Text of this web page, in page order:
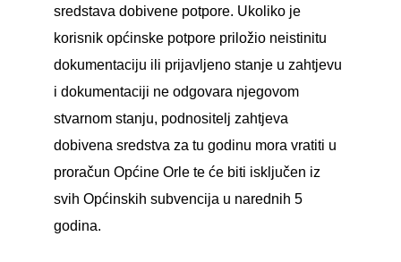
sredstava dobivene potpore. Ukoliko je
korisnik općinske potpore priložio neistinitu
dokumentaciju ili prijavljeno stanje u zahtjevu
i dokumentaciji ne odgovara njegovom
stvarnom stanju, podnositelj zahtjeva
dobivena sredstva za tu godinu mora vratiti u
proračun Općine Orle te će biti isključen iz
svih Općinskih subvencija u narednih 5
godina.